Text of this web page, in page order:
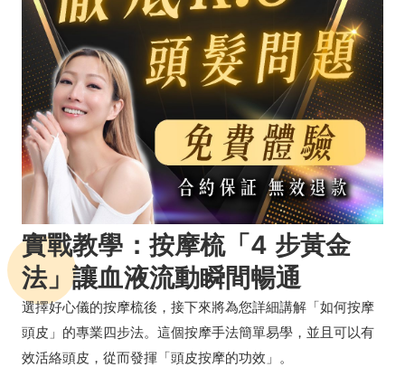
實戰教學：按摩梳「4 步黃金
法」讓血液流動瞬間暢通
選擇好心儀的按摩梳後，接下來將為您詳細講解「如何按摩
頭皮」的專業四步法。這個按摩手法簡單易學，並且可以有
效活絡頭皮，從而發揮「頭皮按摩的功效」。